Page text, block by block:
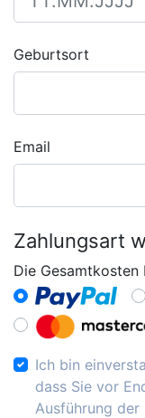
Geburtsort
Email
Zahlungsart
Die Gesamtkosten
Ich bin
dass Sie vor
Ausführung